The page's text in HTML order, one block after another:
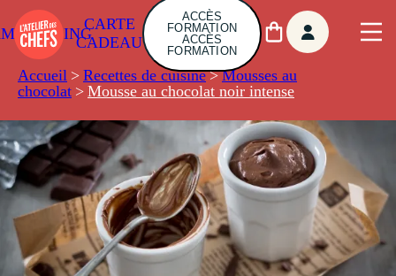
CARTE
CADEAU
ACCÈS
FORMATION
ACCÈS
FORMATION
Accueil > Recettes de cuisine > Mousses au
chocolat > Mousse au chocolat noir intense